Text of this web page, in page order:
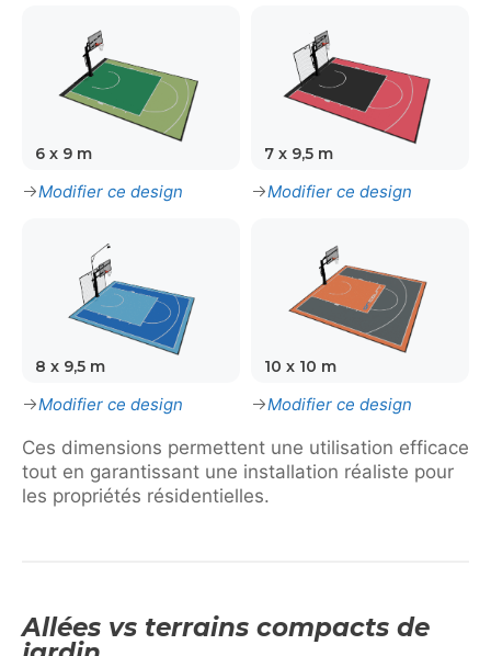
6 x 9 m
Modifier ce design
7 x 9,5 m
Modifier ce design
8 x 9,5 m
Modifier ce design
10 x 10 m
Modifier ce design
Ces dimensions permettent une utilisation efficace
tout en garantissant une installation réaliste pour
les propriétés résidentielles.
Allées vs terrains compacts de